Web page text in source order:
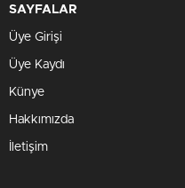
SAYFALAR
Üye Girişi
Üye Kaydı
Künye
Hakkımızda
İletişim